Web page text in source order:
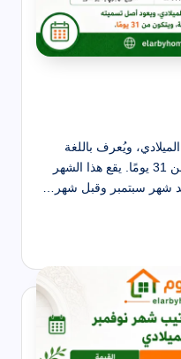
ويُعرف باللغة
الإنجليزية باسم October، ويتكون من 31 يومًا. يقع هذا الشهر
شهر سبتمبر وقبل شهر…